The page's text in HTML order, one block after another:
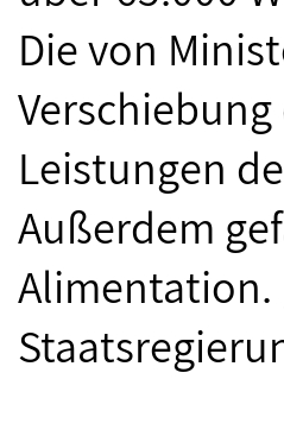
Die von
Leistungen
Außerdem
Alimentation.